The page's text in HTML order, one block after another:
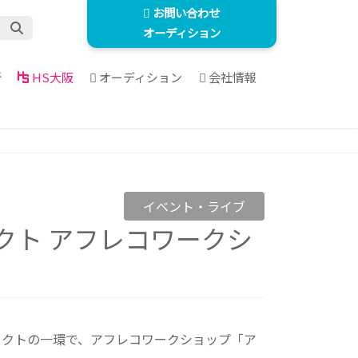
お問い合わせ
オーディション
HS大阪 オーディション 会社情報
イベント・ライブ
ト アフレコワークシ
トの一環で、アフレコワークショップ「ア